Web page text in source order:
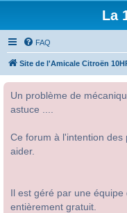
La
FAQ
Site de l'Amicale Citroën
Un problème de
astuce ....
Ce forum à l'intention des
aider.
Il est géré par une
entièrement gratuit.